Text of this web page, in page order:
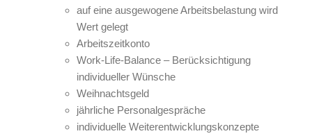
auf eine ausgewogene Arbeitsbelastung wird
Wert gelegt
Arbeitszeitkonto
Work-Life-Balance – Berücksichtigung
individueller Wünsche
Weihnachtsgeld
jährliche Personalgespräche
individuelle Weiterentwicklungskonzepte